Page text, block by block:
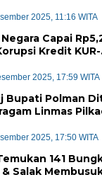
2025, 11:16 WITA
Capai
Kredit KUR-
2025, 17:59 WITA
Bupati Polman
Linmas
2025, 17:50 WITA
141
Salak